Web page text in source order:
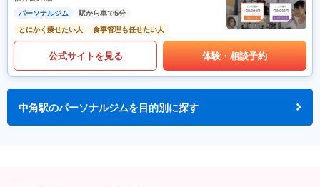
パーソナルジム
駅から車で5分
とにかく痩せたい人
食事管理も任せたい人
公式サイトを見る 体験・相談予約
中角駅のパーソナルジムを目的別に探す